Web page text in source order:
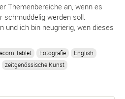
Themenbereiche an, wenn es
werden soll.
und ich bin neugrierig, wen dieses
Tablet Fotografie
English
zeitgenössische Kunst